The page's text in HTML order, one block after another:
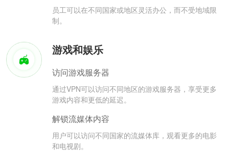
员工可以在不同国家或地区灵活办公，而不受地域限
制。
游戏和娱乐
访问游戏服务器
通过VPN可以访问不同地区的游戏服务器，享受更多
游戏内容和更低的延迟。
解锁流媒体内容
用户可以访问不同国家的流媒体库，观看更多的电影
和电视剧。